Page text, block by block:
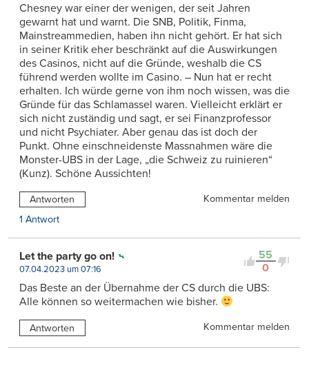
Chesney war einer der wenigen, der seit Jahren
gewarnt hat und warnt. Die SNB, Politik, Finma,
Mainstreammedien, haben ihn nicht gehört. Er hat sich
in seiner Kritik eher beschränkt auf die Auswirkungen
des Casinos, nicht auf die Gründe, weshalb die CS
führend werden wollte im Casino. – Nun hat er recht
erhalten. Ich würde gerne von ihm noch wissen, was die
Gründe für das Schlamassel waren. Vielleicht erklärt er
sich nicht zuständig und sagt, er sei Finanzprofessor
und nicht Psychiater. Aber genau das ist doch der
Punkt. Ohne einschneidenste Massnahmen wäre die
Monster-UBS in der Lage, „die Schweiz zu ruinieren“
(Kunz). Schöne Aussichten!
Antworten
Kommentar melden
1 Antwort
55
0
Let the party go on!
07.04.2023 um 07:16
Das Beste an der Übernahme der CS durch die UBS:
Alle können so weitermachen wie bisher.
Antworten Kommentar melden